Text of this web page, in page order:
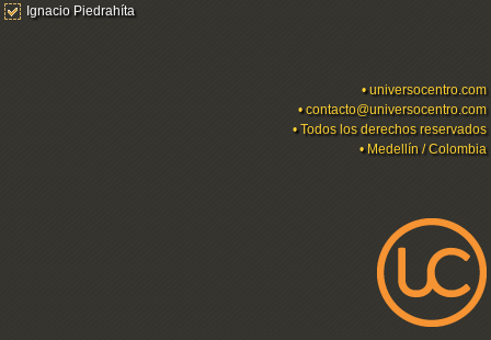
Ignacio Piedrahíta
•universocentro.com
•contacto@universocentro.com
• Todos los derechos reservados
• Medellín / Colombia